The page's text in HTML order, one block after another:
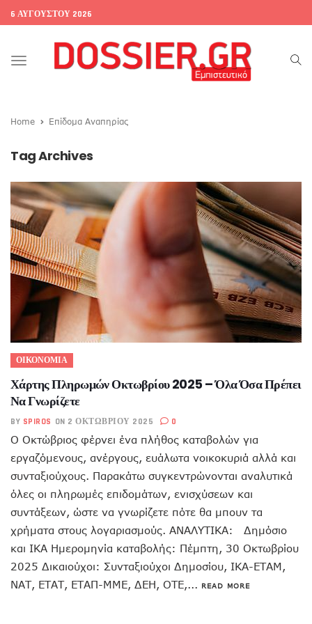
6 ΑΥΓΟΎΣΤΟΥ 2026
Toggle
Home Επίδομα Αναπηρίας
Tag Archives
ΟΙΚΟΝΟΜΙΑ
Χάρτης Πληρωμών Οκτωβρίου 2025 – Όλα Όσα Πρέπει
Να Γνωρίζετε
BY SPIROS ON 2 ΟΚΤΩΒΡΊΟΥ 2025 0
Ο Οκτώβριος φέρνει ένα πλήθος καταβολών για
εργαζόμενους, ανέργους, ευάλωτα νοικοκυριά αλλά και
συνταξιούχους. Παρακάτω συγκεντρώνονται αναλυτικά
όλες οι πληρωμές επιδομάτων, ενισχύσεων και
συντάξεων, ώστε να γνωρίζετε πότε θα μπουν τα
χρήματα στους λογαριασμούς. ΑΝΑΛΥΤΙΚΑ: Δημόσιο
και ΙΚΑ Ημερομηνία καταβολής: Πέμπτη, 30 Οκτωβρίου
2025 Δικαιούχοι: Συνταξιούχοι Δημοσίου, ΙΚΑ-ΕΤΑΜ,
ΝΑΤ, ΕΤΑΤ, ΕΤΑΠ-ΜΜΕ, ΔΕΗ, ΟΤΕ,... READ MORE